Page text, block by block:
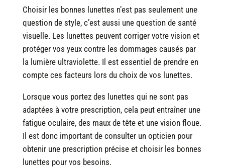
Choisir les bonnes lunettes n’est pas seulement une
question de style, c’est aussi une question de santé
visuelle. Les lunettes peuvent corriger votre vision et
protéger vos yeux contre les dommages causés par
la lumière ultraviolette. Il est essentiel de prendre en
compte ces facteurs lors du choix de vos lunettes.
Lorsque vous portez des lunettes qui ne sont pas
adaptées à votre prescription, cela peut entraîner une
fatigue oculaire, des maux de tête et une vision floue.
Il est donc important de consulter un opticien pour
obtenir une prescription précise et choisir les bonnes
lunettes pour vos besoins.